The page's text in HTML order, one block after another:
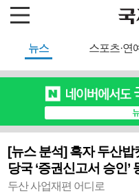
뉴스 스포츠·연
[뉴스 분석] 흑자 두산
당국 ‘증권신고서 승인’
두산 사업재편 어디로